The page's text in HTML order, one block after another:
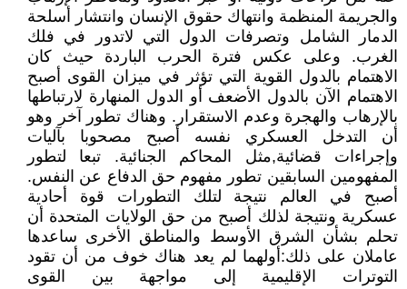
والجريمة المنظمة وانتهاك حقوق الإنسان وانتشار أسلحة
الدمار الشامل وتصرفات الدول التي لاتدور في فلك
الغرب. وعلى عكس فترة الحرب الباردة حيث كان
الاهتمام بالدول القوية التي تؤثر في ميزان القوى أصبح
الاهتمام الآن بالدول الأضعف أو الدول المنهارة لارتباطها
بالإرهاب والهجرة وعدم الاستقرار. وهناك تطور آخر وهو
أن التدخل العسكري نفسه أصبح مصحوبا بآليات
وإجراءات قضائية,مثل المحاكم الجنائية. تبعا لتطور
المفهومين السابقين تطور مفهوم حق الدفاع عن النفس.
أصبح في العالم نتيجة لتلك التطورات قوة أحادية
عسكرية ونتيجة لذلك أصبح من حق الولايات المتحدة أن
تحلم بشأن الشرق الأوسط والمناطق الأخرى ساعدها
عاملان على ذلك:أولهما لم يعد هناك خوف من أن تقود
التوترات الإقليمية إلى مواجهة بين القوى